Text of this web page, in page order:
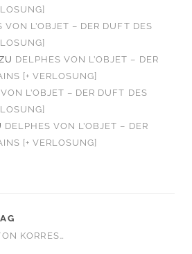
VON L’OBJET – DER DUFT DES
DELPHES VON L’OBJET – DER
[+ VERLOSUNG]
L’OBJET – DER DUFT DES
DELPHES VON L’OBJET – DER
[+ VERLOSUNG]
KORRES…